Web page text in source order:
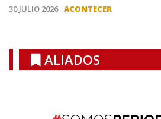
30 JULIO 2026 ACONTECER
ALIADOS